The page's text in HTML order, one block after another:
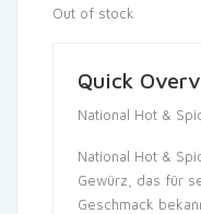
Out of stock
Quick
National Hot &
National Hot &
Gewürz, das für
Geschmack